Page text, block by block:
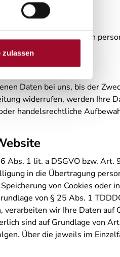
zulassen
der Verarbeitung von
Daten bei uns, bis der
widerrufen, werden Ihre
handelsrechtliche
Abs. 1 lit. a DSGVO bzw. Art.
in die Übertragung
von Cookies oder
von § 25 Abs. 1
wir Ihre Daten auf
sind auf Grundlage von
Über die jeweils im